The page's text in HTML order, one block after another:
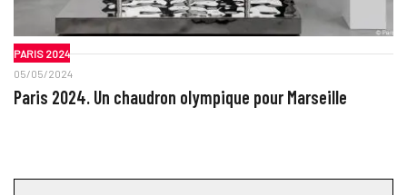
PARIS 2024
05/05/2024
Paris 2024. Un chaudron olympique pour Marseille